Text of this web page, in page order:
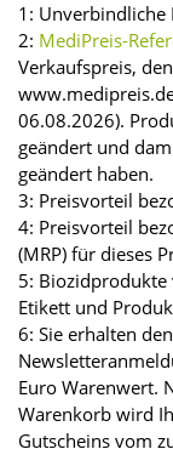
1: Unverbindliche
2: MediPreis-
Verkaufspreis,
06.08.2026).
geändert und
geändert haben.
3: Preisvorteil
4: Preisvorteil
(MRP) für dieses
5: Biozidprodukte
Etikett und
6: Sie erhalten
Euro Warenwert.
Warenkorb wird
Gutscheins vom